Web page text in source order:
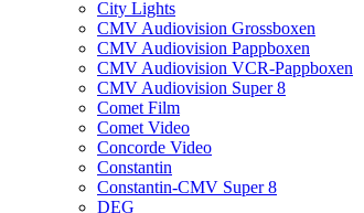
City Lights
CMV Audiovision Grossboxen
CMV Audiovision Pappboxen
CMV Audiovision VCR-Pappboxen
CMV Audiovision Super 8
Comet Film
Comet Video
Concorde Video
Constantin
Constantin-CMV Super 8
DEG